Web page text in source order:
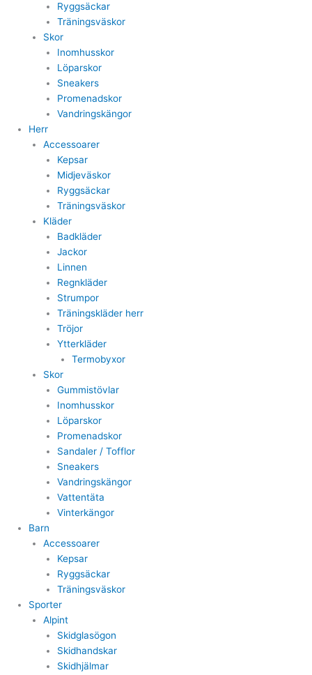
Ryggsäckar
Träningsväskor
Skor
Inomhusskor
Löparskor
Sneakers
Promenadskor
Vandringskängor
Herr
Accessoarer
Kepsar
Midjeväskor
Ryggsäckar
Träningsväskor
Kläder
Badkläder
Jackor
Linnen
Regnkläder
Strumpor
Träningskläder herr
Tröjor
Ytterkläder
Termobyxor
Skor
Gummistövlar
Inomhusskor
Löparskor
Promenadskor
Sandaler / Tofflor
Sneakers
Vandringskängor
Vattentäta
Vinterkängor
Barn
Accessoarer
Kepsar
Ryggsäckar
Träningsväskor
Sporter
Alpint
Skidglasögon
Skidhandskar
Skidhjälmar